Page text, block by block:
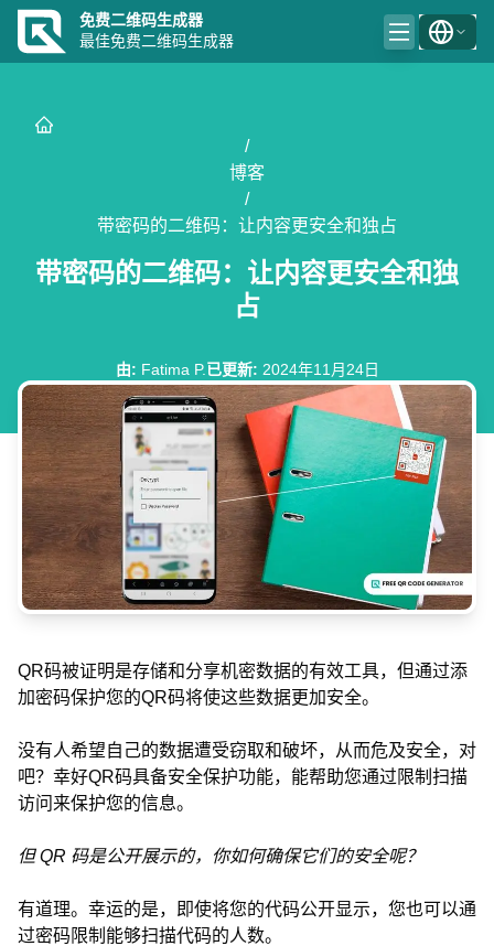
免费二维码生成器
最佳免费二维码生成器
/
博客
/
带密码的二维码：让内容更安全和独占
带密码的二维码：让内容更安全和独
占
由: Fatima P.已更新: 2024年11月24日
QR码被证明是存储和分享机密数据的有效工具，但通过添
加密码保护您的QR码将使这些数据更加安全。
没有人希望自己的数据遭受窃取和破坏，从而危及安全，对
吧？幸好QR码具备安全保护功能，能帮助您通过限制扫描
访问来保护您的信息。
但 QR 码是公开展示的，你如何确保它们的安全呢？
有道理。幸运的是，即使将您的代码公开显示，您也可以通
过密码限制能够扫描代码的人数。